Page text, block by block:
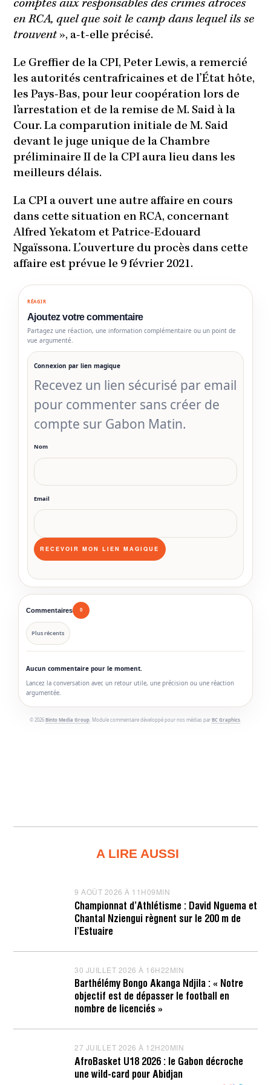
comptes aux responsables des crimes atroces
en RCA, quel que soit le camp dans lequel ils se
trouvent», a-t-elle précisé.
Le Greffier de la CPI, Peter Lewis, a remercié
les autorités centrafricaines et de l’État hôte,
les Pays-Bas, pour leur coopération lors de
l’arrestation et de la remise de M. Said à la
Cour. La comparution initiale de M. Said
devant le juge unique de la Chambre
préliminaire II de la CPI aura lieu dans les
meilleurs délais.
La CPI a ouvert une autre affaire en cours
dans cette situation en RCA, concernant
Alfred Yekatom et Patrice-Edouard
Ngaïssona. L’ouverture du procès dans cette
affaire est prévue le 9 février 2021.
RÉAGIR
Ajoutez votre commentaire
Partagez une réaction, une information complémentaire ou un point de
vue argumenté.
Connexion par lien magique
Recevez un lien sécurisé par email
pour commenter sans créer de
compte sur Gabon Matin.
Nom
Email
Commentaires 0
Plus récents
Aucun commentaire pour le moment.
Lancez la conversation avec un retour utile, une précision ou une réaction
argumentée.
© 2026 Binto Media Group. Module commentaire développé pour nos médias par BC Graphics.
A LIRE AUSSI
9 AOÛT 2026 À 11H09MIN
A
O
Û
0
6
À
1
1
0
I
N
Championnat d’Athlétisme : David Nguema et
Chantal Nziengui règnent sur le 200 m de
l’Estuaire
30 JUILLET 2026 À 16H22MIN
0
J
U
L
2
0
Barthélémy Bongo Akanga Ndjila : « Notre
objectif est de dépasser le football en
nombre de licenciés »
27 JUILLET 2026 À 12H20MIN
7
J
AfroBasket U18 2026 : le Gabon décroche
une wild-card pour Abidjan